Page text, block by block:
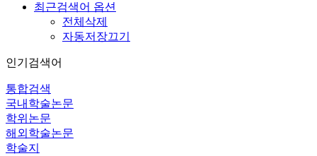
최근검색어 옵션
전체삭제
자동저장끄기
인기검색어
통합검색
국내학술논문
학위논문
해외학술논문
학술지